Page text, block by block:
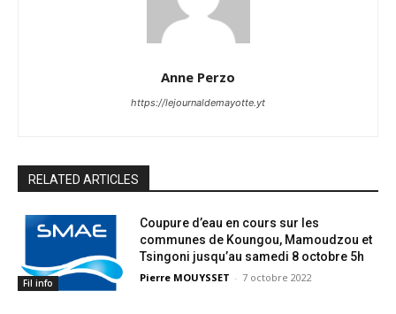
Anne Perzo
https://lejournaldemayotte.yt
RELATED ARTICLES
Fil info
Coupure d’eau en cours sur les
communes de Koungou, Mamoudzou et
Tsingoni jusqu’au samedi 8 octobre 5h
Pierre MOUYSSET - 7 octobre 2022